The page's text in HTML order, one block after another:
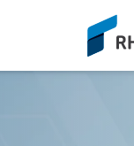
siteLogo